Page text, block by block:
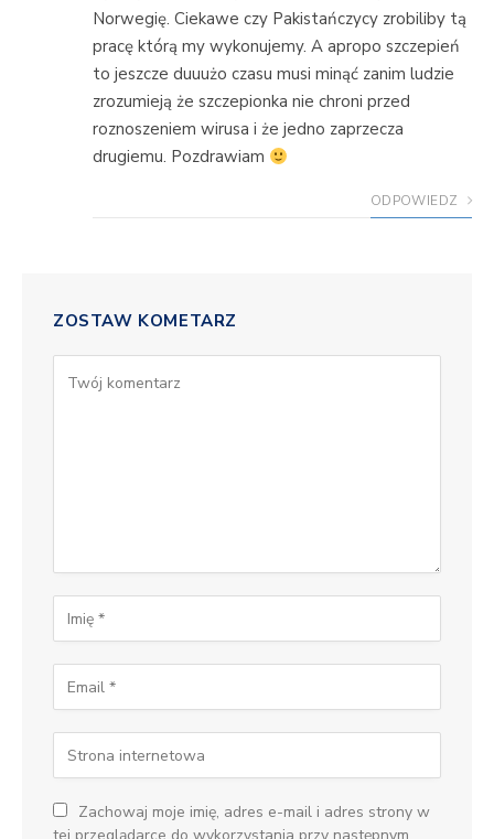
Norwegię. Ciekawe czy Pakistańczycy zrobiliby tą
pracę którą my wykonujemy. A apropo szczepień
to jeszcze duuużo czasu musi minąć zanim ludzie
zrozumieją że szczepionka nie chroni przed
roznoszeniem wirusa i że jedno zaprzecza
drugiemu. Pozdrawiam
ODPOWIEDZ
ZOSTAW KOMETARZ
Zachowaj moje imię, adres e-mail i adres strony w